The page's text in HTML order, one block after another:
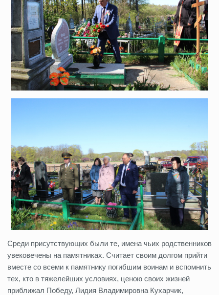
Среди присутствующих были те, имена чьих родственников
увековечены на памятниках. Считает своим долгом прийти
вместе со всеми к памятнику погибшим воинам и вспомнить
тех, кто в тяжелейших условиях, ценою своих жизней
приближал Победу, Лидия Владимировна Кухарчик,